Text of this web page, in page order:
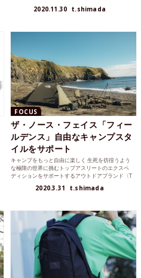
2020.11.30 t.shimada
FOCUS
ザ・ノース・フェイス「フィー
ルデンス」自由なキャンプスタ
イルをサポート
キャンプをもっと自由に楽しく 生死を彷徨うよう
な極限の世界に挑むトップアスリートのエクスペ
ディションをサポートするアウトドアブランド〈T
2020.3.31 t.shimada